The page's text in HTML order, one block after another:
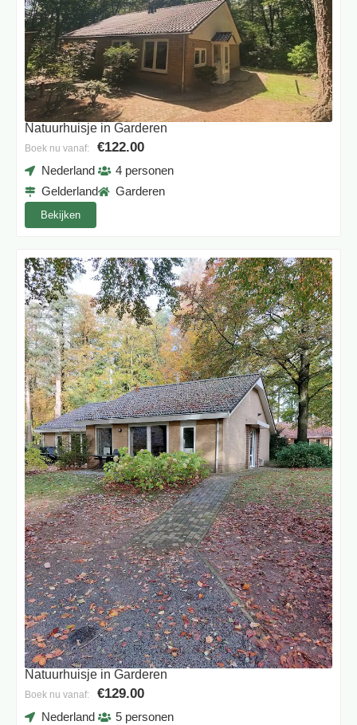
Natuurhuisje in Garderen
Boek nu vanaf: €122.00
Nederland
Gelderland
4 personen
Garderen
Bekijken
Natuurhuisje in Garderen
Boek nu vanaf: €129.00
Nederland
5 personen